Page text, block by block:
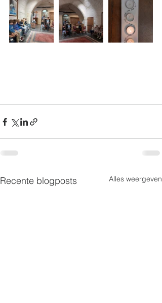
Recente blogposts Alles weergeven